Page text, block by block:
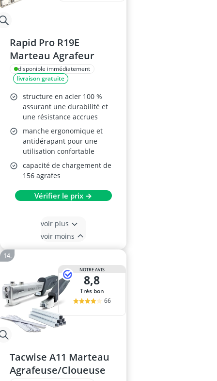
Rapid Pro R19E
Marteau Agrafeur
disponible immédiatement
livraison gratuite
structure en acier 100 %
assurant une durabilité et
une résistance accrues
manche ergonomique et
antidérapant pour une
utilisation confortable
capacité de chargement de
156 agrafes
Vérifier le prix →
voir plus
voir moins
NOTRE AVIS
8,8
Très bon
66
Tacwise A11 Marteau
Agrafeuse/Cloueuse